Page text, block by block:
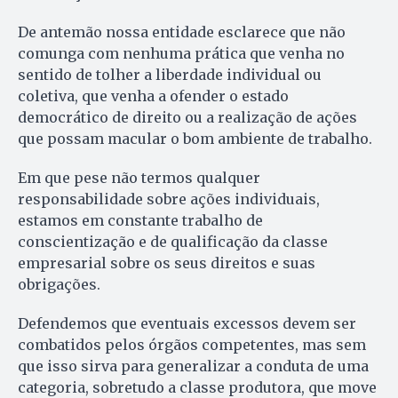
De antemão nossa entidade esclarece que não
comunga com nenhuma prática que venha no
sentido de tolher a liberdade individual ou
coletiva, que venha a ofender o estado
democrático de direito ou a realização de ações
que possam macular o bom ambiente de trabalho.
Em que pese não termos qualquer
responsabilidade sobre ações individuais,
estamos em constante trabalho de
conscientização e de qualificação da classe
empresarial sobre os seus direitos e suas
obrigações.
Defendemos que eventuais excessos devem ser
combatidos pelos órgãos competentes, mas sem
que isso sirva para generalizar a conduta de uma
categoria, sobretudo a classe produtora, que move